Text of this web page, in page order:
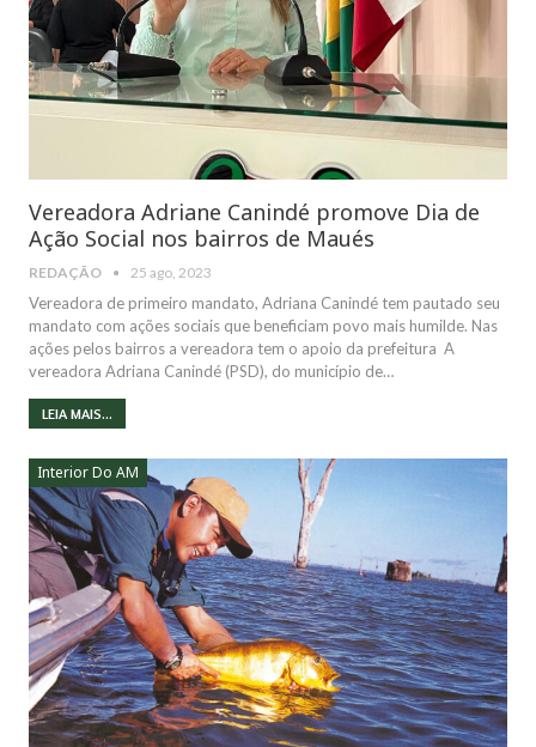
Vereadora Adriane Canindé promove Dia de
Ação Social nos bairros de Maués
REDAÇÃO 25 ago, 2023
Vereadora de primeiro mandato, Adriana Canindé tem pautado seu
mandato com ações sociais que beneficiam povo mais humilde. Nas
ações pelos bairros a vereadora tem o apoio da prefeitura A
vereadora Adriana Canindé (PSD), do município de…
LEIA MAIS...
Interior Do AM